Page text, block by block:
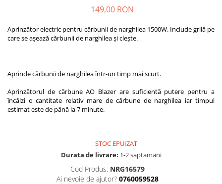
149,00 RON
Aprinzător electric pentru cărbunii de narghilea 1500W. Include grilă pe
care se așează cărbunii de narghilea și clește.
Aprinde cărbunii de narghilea într-un timp mai scurt.
Aprinzătorul de cărbune AO ​​Blazer are suficientă putere pentru a
încălzi o cantitate relativ mare de cărbune de narghilea iar timpul
estimat este de până la 7 minute.
STOC EPUIZAT
Durata de livrare: 1-2 saptamani
Cod Produs: NRG16579
Ai nevoie de ajutor? 0760059528